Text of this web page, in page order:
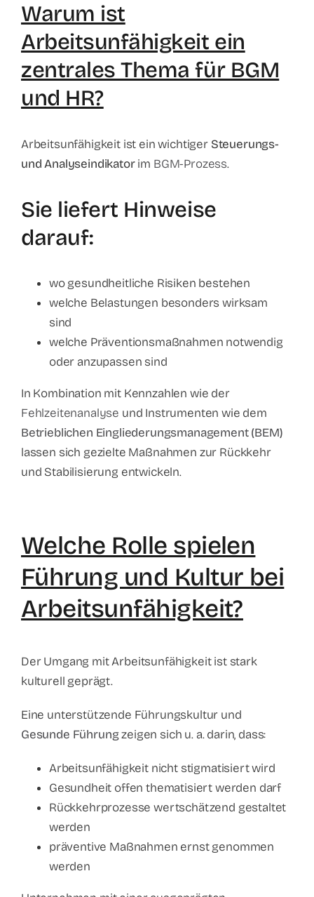
Warum ist
Arbeitsunfähigkeit ein
zentrales Thema für BGM
und HR?
Arbeitsunfähigkeit ist ein wichtiger Steuerungs-
und Analyseindikatorim BGM-Prozess.
Sie liefert Hinweise
darauf:
wo gesundheitliche Risiken bestehen
welche Belastungen besonders wirksam
sind
welche Präventionsmaßnahmen notwendig
oder anzupassen sind
In Kombination mit Kennzahlen wie der
Fehlzeitenanalyse und Instrumenten wie dem
Betrieblichen Eingliederungsmanagement (BEM)
lassen sich gezielte Maßnahmen zur Rückkehr
und Stabilisierung entwickeln.
Welche Rolle spielen
Führung und Kultur bei
Arbeitsunfähigkeit?
Der Umgang mit Arbeitsunfähigkeit ist stark
kulturell geprägt.
Eine unterstützende Führungskultur und
Gesunde Führungzeigen sich u. a. darin, dass:
Arbeitsunfähigkeit nicht stigmatisiert wird
Gesundheit offen thematisiert werden darf
Rückkehrprozesse wertschätzend gestaltet
werden
präventive Maßnahmen ernst genommen
werden